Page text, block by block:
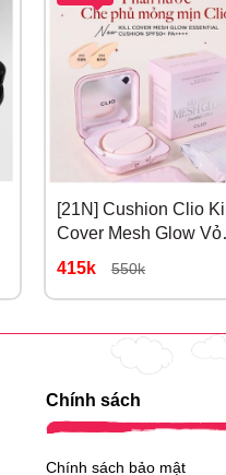
[21N] Cushion Clio Kill
Cover Mesh Glow Vỏ
Hồng # 21N linen
415k 550k
Chính sách
Chính sách bảo mật